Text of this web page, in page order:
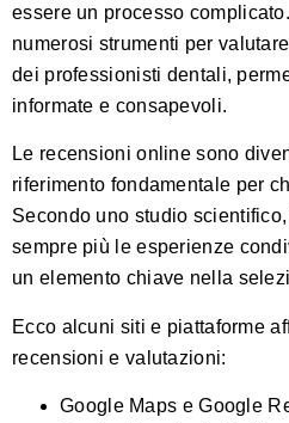
essere un processo
numerosi strumenti per
dei professionisti dentali,
informate e consapevoli.
Le recensioni online sono
riferimento fondamentale per
Secondo uno studio scientifico
sempre più le esperienze
un elemento chiave nella
Ecco alcuni siti e piattaforme
recensioni e valutazioni:
Google Maps e Google